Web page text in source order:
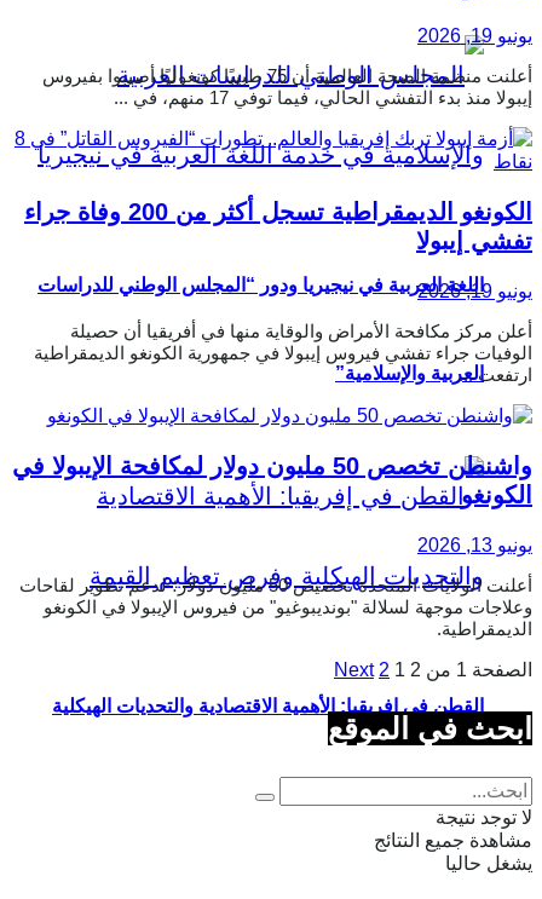
اللغة العربية في نيجيريا ودور “المجلس الوطني للدراسات
العربية والإسلامية”
القطن في إفريقيا: الأهمية الاقتصادية والتحديات الهيكلية
وفرص تعظيم القيمة
يونيو 19, 2026
أعلنت منظمة الصحة العالمية أن 75 طبيبًا كونغوليًا أصيبوا بفيروس
إيبولا منذ بدء التفشي الحالي، فيما توفي 17 منهم، في ...
الكونغو الديمقراطية تسجل أكثر من 200 وفاة جراء
تفشي إيبولا
يونيو 19, 2026
أعلن مركز مكافحة الأمراض والوقاية منها في أفريقيا أن حصيلة
الوفيات جراء تفشي فيروس إيبولا في جمهورية الكونغو الديمقراطية
ارتفعت ...
واشنطن تخصص 50 مليون دولار لمكافحة الإيبولا في
الكونغو
يونيو 13, 2026
أعلنت الولايات المتحدة تخصيص 50 مليون دولار؛ لدعم تطوير لقاحات
وعلاجات موجهة لسلالة "بونديبوغيو" من فيروس الإيبولا في الكونغو
الديمقراطية.
الصفحة 1 من 2
1
2
Next
ابحث في الموقع
لا توجد نتيجة
مشاهدة جميع النتائج
يشغل حاليا